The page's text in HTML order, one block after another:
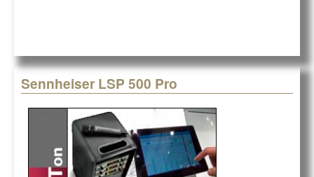
Sennheiser LSP 500 Pro